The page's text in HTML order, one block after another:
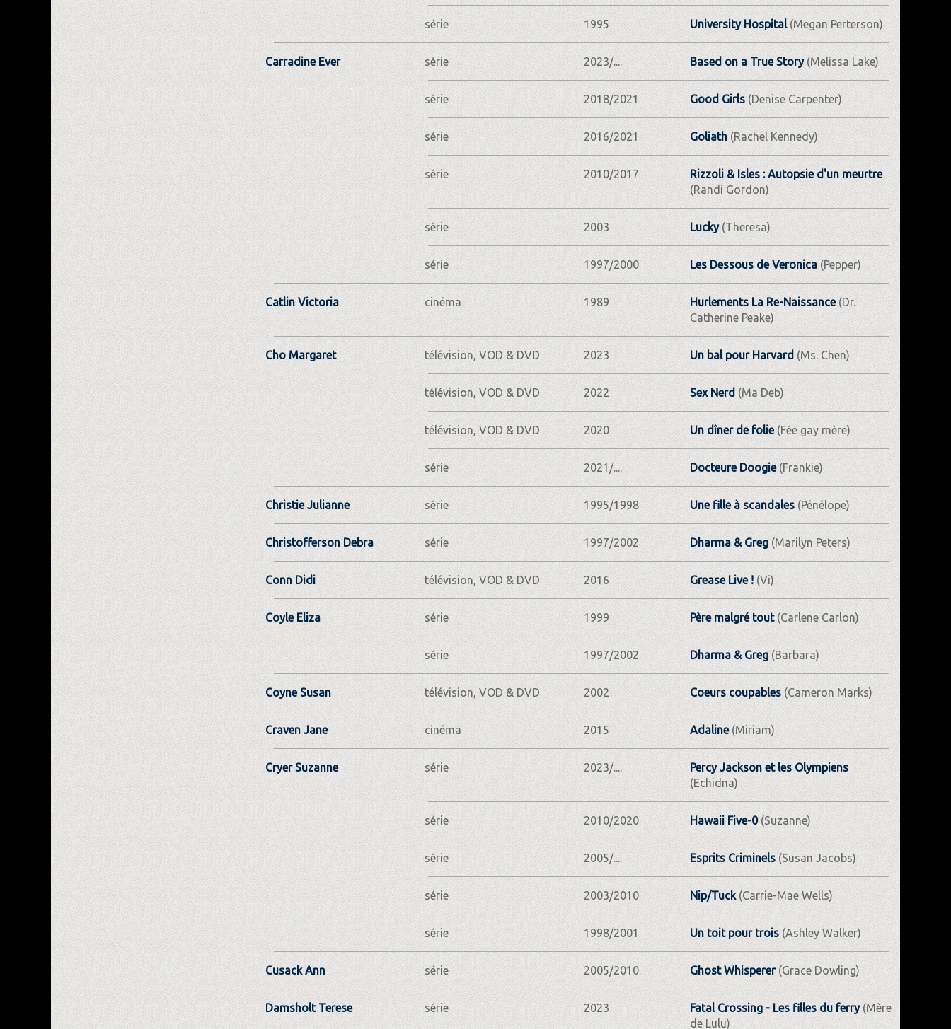
série 1995 University Hospital(Megan Perterson)
Carradine Ever série 2023/.... Based on a True Story(Melissa Lake)
série 2018/2021 Good Girls(Denise Carpenter)
série 2016/2021 Goliath(Rachel Kennedy)
série 2010/2017
Rizzoli & Isles : Autopsie d'un meurtre
(Randi Gordon)
série 2003 Lucky(Theresa)
série 1997/2000 Les Dessous de Veronica (Pepper)
Catlin Victoria cinéma 1989 Hurlements La Re-Naissance(Dr.
Catherine Peake)
Cho Margaret télévision, VOD & DVD 2023 Un bal pour Harvard (Ms. Chen)
télévision, VOD & DVD 2022 Sex Nerd (Ma Deb)
télévision, VOD & DVD 2020 Un dîner de folie(Fée gay mère)
série 2021/.... Docteure Doogie(Frankie)
Christie Julianne série 1995/1998 Une fille à scandales(Pénélope)
Christofferson Debra série 1997/2002 Dharma & Greg(Marilyn Peters)
Conn Didi télévision, VOD & DVD 2016 Grease Live !(Vi)
Coyle Eliza série 1999 Père malgré tout(Carlene Carlon)
série 1997/2002 Dharma & Greg (Barbara)
Coyne Susan télévision, VOD & DVD 2002 Coeurs coupables(Cameron Marks)
Craven Jane cinéma 2015 Adaline(Miriam)
Cryer Suzanne série 2023/....
Percy Jackson et les Olympiens
(Echidna)
série 2010/2020 Hawaii Five-0(Suzanne)
série 2005/.... Esprits Criminels (Susan Jacobs)
série 2003/2010 Nip/Tuck(Carrie-Mae Wells)
série 1998/2001 Un toit pour trois (Ashley Walker)
Cusack Ann série 2005/2010 Ghost Whisperer(Grace Dowling)
Damsholt Terese série 2023 Fatal Crossing - Les filles du ferry(Mère
de Lulu)